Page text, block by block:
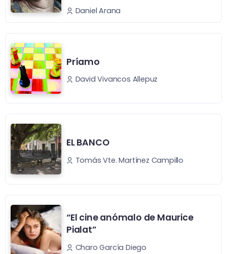
Daniel Arana
Príamo
David Vivancos Allepuz
EL BANCO
Tomás Vte. Martínez Campillo
“El cine anómalo de Maurice
Pialat”
Charo García Diego